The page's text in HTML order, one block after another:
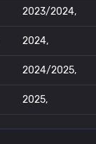
2023/2024,
2024,
2024/2025,
2025,